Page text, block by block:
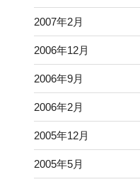
2007年2月
2006年12月
2006年9月
2006年2月
2005年12月
2005年5月